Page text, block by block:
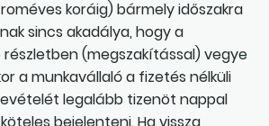
koráig) bármely időszakra
sincs akadálya, hogy a
(megszakítással) vegye
a munkavállaló a fizetés nélküli
legalább tizenöt nappal